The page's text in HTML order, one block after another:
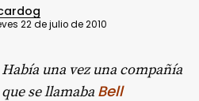
22 de julio de 2010
Había una vez una compañía
que se llamaba Bell